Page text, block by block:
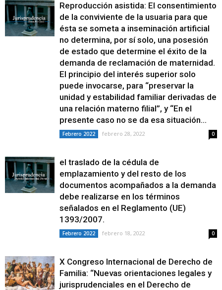
Reproducción asistida: El consentimiento
de la conviviente de la usuaria para que
ésta se someta a inseminación artificial
no determina, por sí solo, una posesión
de estado que determine el éxito de la
demanda de reclamación de maternidad.
El principio del interés superior solo
puede invocarse, para “preservar la
unidad y estabilidad familiar derivadas de
una relación materno filial”, y “En el
presente caso no se da esa situación...
Febrero 2022 febrero 28, 2022 0
el traslado de la cédula de
emplazamiento y del resto de los
documentos acompañados a la demanda
debe realizarse en los términos
señalados en el Reglamento (UE)
1393/2007.
Febrero 2022 febrero 18, 2022 0
X Congreso Internacional de Derecho de
Familia: “Nuevas orientaciones legales y
jurisprudenciales en el Derecho de